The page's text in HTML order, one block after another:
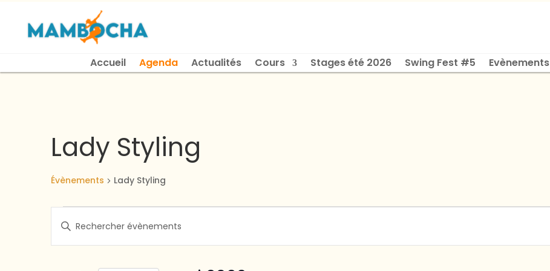
Accueil
Agenda Actualités Cours Stages été 2026 Swing Fest #5 Evènements
Lady Styling
Évènements Lady Styling
Évènements
Recherche
et
navigation
Saisir
mot-
clé.